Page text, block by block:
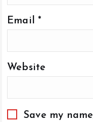
Email *
Website
Save my